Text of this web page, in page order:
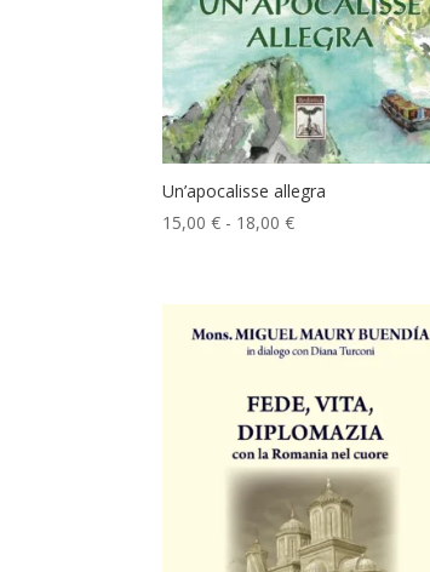
Un’apocalisse allegra
15,00€ - 18,00€Fascia
da
15,00 €
a